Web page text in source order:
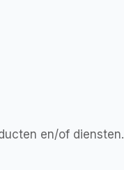
en/of diensten.